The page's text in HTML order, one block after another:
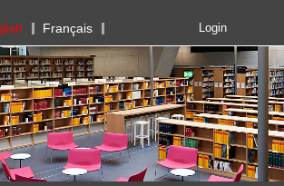
Français Login